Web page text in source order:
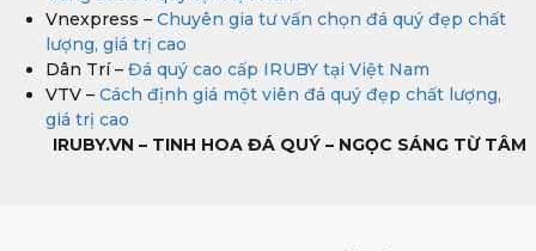
Vnexpress – Chuyên gia tư vấn chọn đá quý đẹp chất
lượng, giá trị cao
Dân Trí – Đá quý cao cấp IRUBY tại Việt Nam
VTV – Cách định giá một viên đá quý đẹp chất lượng,
giá trị cao
IRUBY.VN – TINH HOA ĐÁ QUÝ – NGỌC SÁNG TỪ TÂM